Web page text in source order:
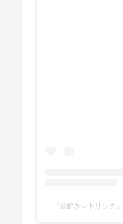
『噓解きレトリック